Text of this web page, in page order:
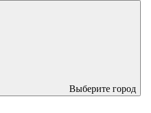
Выберите город